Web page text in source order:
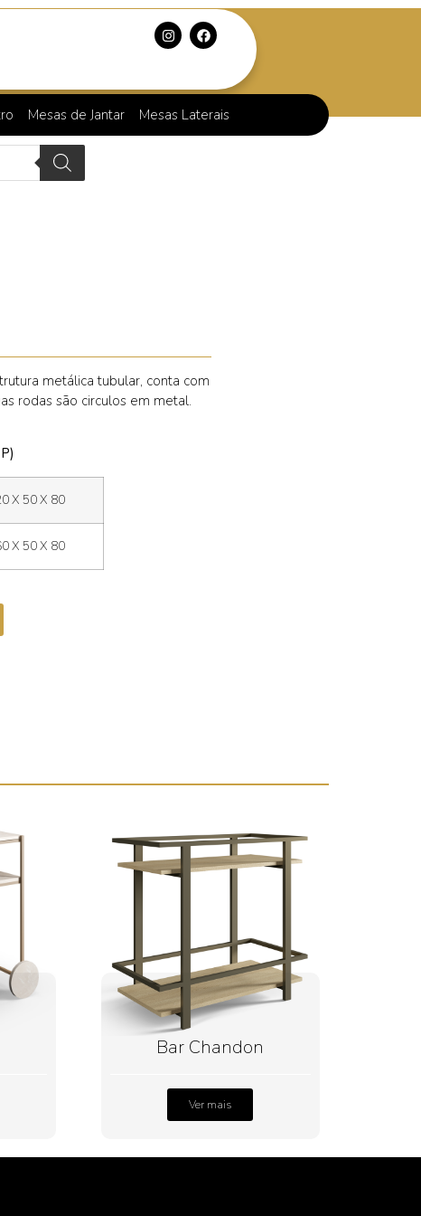
Mesas de Jantar Mesas Laterais
metálica tubular, conta com
rodas são circulos em metal.
X 50 X 80
X 50 X 80
Bar Chandon
Ver mais